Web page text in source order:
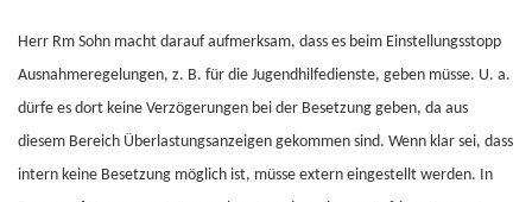
Herr Rm Sohn macht darauf aufmerksam, dass es beim Einstellungsstopp
Ausnahmeregelungen, z. B. für die Jugendhilfedienste, geben müsse. U. a.
dürfe es dort keine Verzögerungen bei der Besetzung geben, da aus
diesem Bereich Überlastungsanzeigen gekommen sind. Wenn klar sei, dass
intern keine Besetzung möglich ist, müsse extern eingestellt werden. In